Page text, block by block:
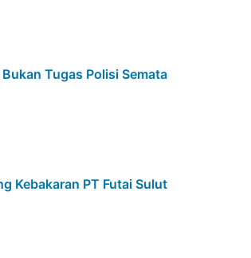
Tugas Polisi Semata
Kebakaran PT Futai Sulut